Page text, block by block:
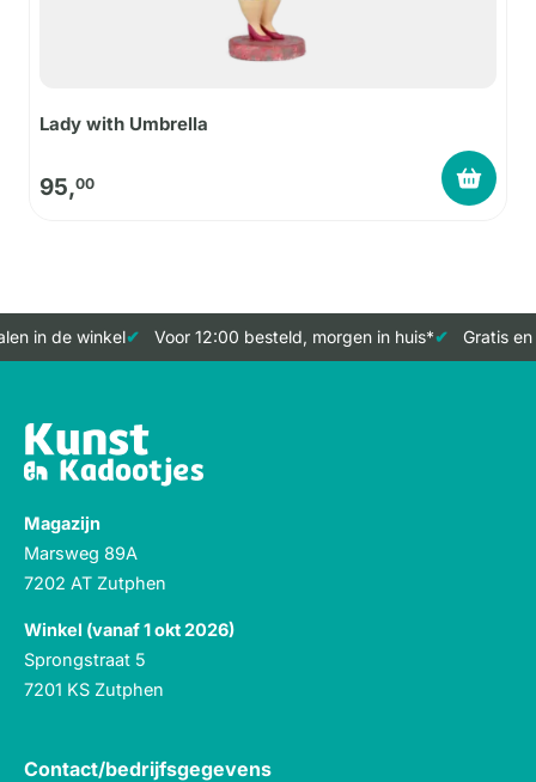
Lady with Umbrella
95,00
in de winkel Voor 12:00 besteld, morgen in huis* Gratis
Magazijn
Marsweg 89A
7202 AT Zutphen
Winkel (vanaf 1 okt 2026)
Sprongstraat 5
7201 KS Zutphen
Contact/bedrijfsgegevens